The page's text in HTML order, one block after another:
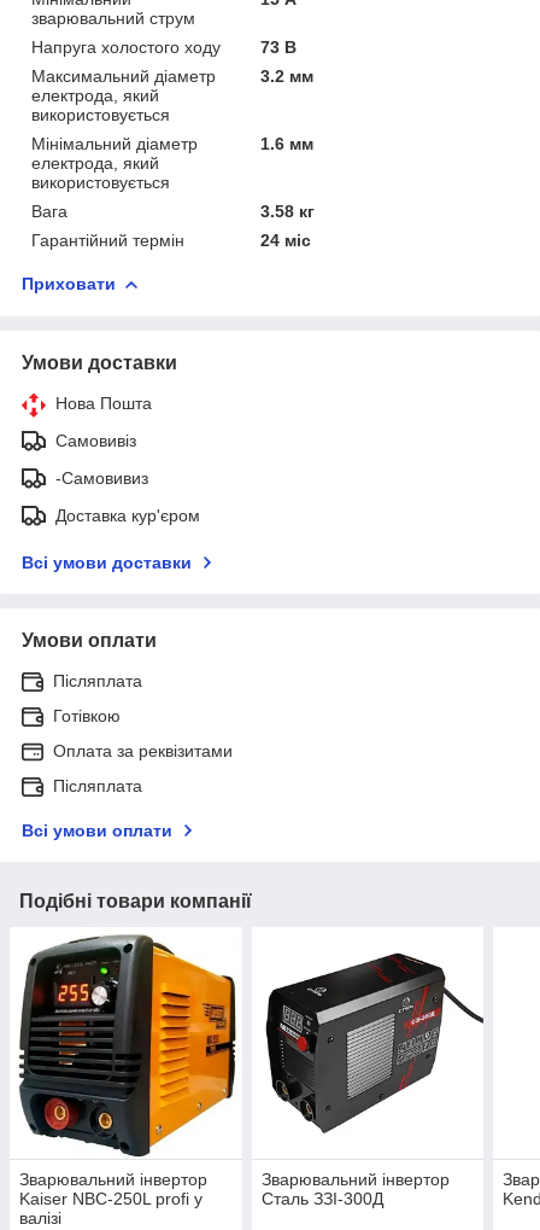
зварювальний струм
Напруга холостого ходу
73 В
Максимальний діаметр
електрода, який
використовується
3.2 мм
Мінімальний діаметр
електрода, який
використовується
1.6 мм
Вага
3.58 кг
Гарантійний термін
24 міс
Приховати
Умови доставки
Нова Пошта
Самовивіз
-Самовивиз
Доставка кур'єром
Всі умови доставки
Умови оплати
Післяплата
Готівкою
Оплата за реквізитами
Післяплата
Всі умови оплати
Подібні товари компанії
Зварювальний інвертор
Kaiser NBC-250L profi у
валізі
Зварювальний інвертор
Сталь ЗЗІ-300Д